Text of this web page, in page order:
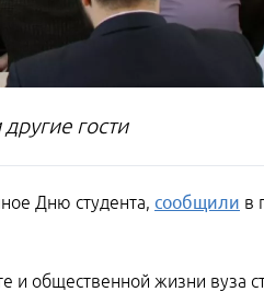
гости
Дню студента, сообщили в
и общественной жизни вуза